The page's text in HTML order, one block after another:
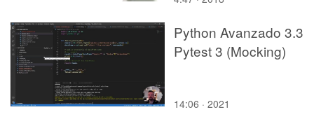
Python Avanzado 3.3
Pytest 3 (Mocking)
14:06 · 2021